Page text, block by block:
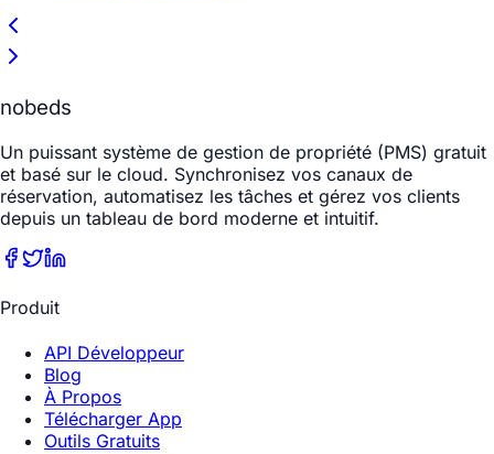
nobeds
Un puissant système de gestion de propriété (PMS) gratuit
et basé sur le cloud. Synchronisez vos canaux de
réservation, automatisez les tâches et gérez vos clients
depuis un tableau de bord moderne et intuitif.
Produit
API Développeur
Blog
À Propos
Télécharger App
Outils Gratuits